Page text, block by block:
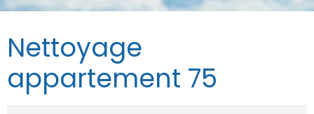
Nettoyage
appartement 75